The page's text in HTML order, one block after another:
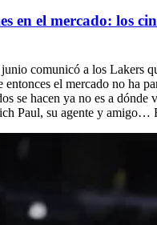
en el mercado: los
comunicó a los Lakers
entonces el mercado no ha
se hacen ya no es a dónde
Paul, su agente y amigo…